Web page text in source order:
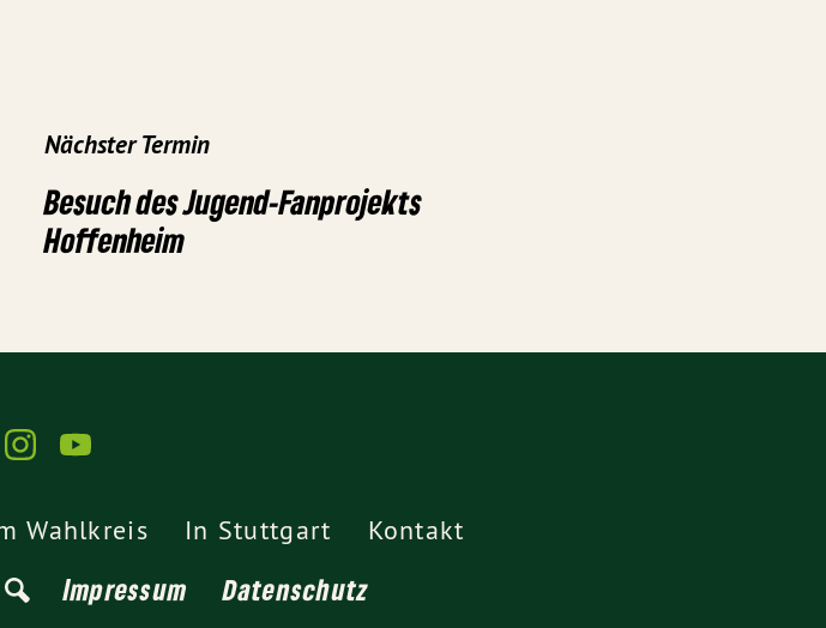
Nächster Termin
Besuch des Jugend-Fanprojekts
Hoffenheim
Wahlkreis In Stuttgart Kontakt
Impressum Datenschutz